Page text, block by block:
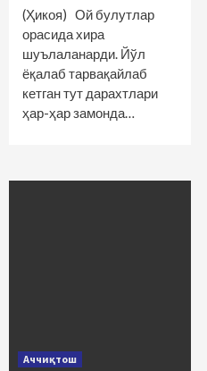
(Ҳикоя) Ой булутлар
орасида хира
шуълаланарди. Йўл
ёқалаб тарвақайлаб
кетган тут дарахтлари
ҳар-ҳар замонда…
Аччиқтош